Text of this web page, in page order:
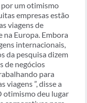
por um otimismo
empresas estão
viagens de
na Europa. Embora
internacionais,
da pesquisa dizem
de negócios
para
viagens ”, disse a
otimismo deu lugar